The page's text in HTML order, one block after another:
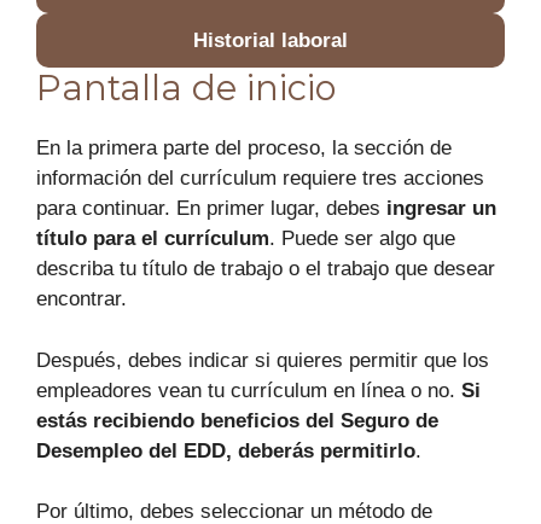
Historial laboral
Pantalla de inicio
En la primera parte del proceso, la sección de
información del currículum requiere tres acciones
para continuar. En primer lugar, debes ingresar un
título para el currículum. Puede ser algo que
describa tu título de trabajo o el trabajo que desear
encontrar.
Después, debes indicar si quieres permitir que los
empleadores vean tu currículum en línea o no. Si
estás recibiendo beneficios del Seguro de
Desempleo del EDD, deberás permitirlo.
Por último, debes seleccionar un método de